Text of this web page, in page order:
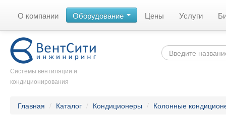
О компании Оборудование Цены Услуги
Системы вентиляции и
кондиционирования
Главная / Каталог / Кондиционеры / Колонные